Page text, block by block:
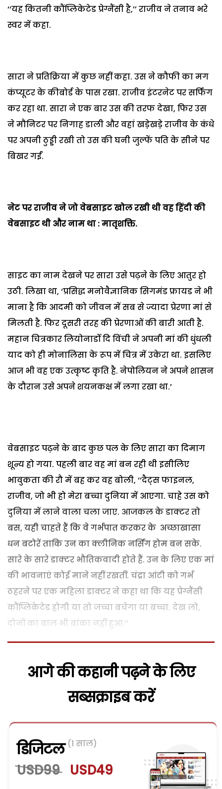
‘‘यह कितनी कौंप्लिकेटेड प्रेग्नैंसी है,’’ राजीव ने तनाव भरे
स्वर में कहा.
सारा ने प्रतिक्रिया में कुछ नहीं कहा. उस ने कौफी का मग
कंप्यूटर के कीबोर्ड के पास रखा. राजीव इंटरनेट पर सर्फिंग
कर रहा था. सारा ने एक बार उस की तरफ देखा, फिर उस
ने मौनिटर पर निगाह डाली और वहां खडे़खडे़ राजीव के कंधे
पर अपनी ठुड्डी रखी तो उस की घनी जुल्फें पति के सीने पर
बिखर गईं.
नेट पर राजीव ने जो वेबसाइट खोल रखी थी वह हिंदी की
वेबसाइट थी और नाम था : मातृशक्ति.
साइट का नाम देखने पर सारा उसे पढ़ने के लिए आतुर हो
उठी. लिखा था, ‘प्रसिद्ध मनोवैज्ञानिक सिगमंड फ्रायड ने भी
माना है कि आदमी को जीवन में सब से ज्यादा प्रेरणा मां से
मिलती है. फिर दूसरी तरह की प्रेरणाओं की बारी आती है.
महान चित्रकार लियोनार्डो दि विंची ने अपनी मां की धुंधली
याद को ही मोनालिसा के रूप में चित्र में उकेरा था. इसलिए
आज भी वह एक उत्कृष्ट कृति है. नेपोलियन ने अपने शासन
के दौरान उसे अपने शयनकक्ष में लगा रखा था.’
वेबसाइट पढ़ने के बाद कुछ पल के लिए सारा का दिमाग
शून्य हो गया. पहली बार वह मां बन रही थी इसीलिए
भावुकता की रौ में बह कर वह बोली, ‘‘दैट्स फाइनल,
राजीव, जो भी हो मेरा बच्चा दुनिया में आएगा. चाहे उस को
दुनिया में लाने वाला चला जाए. आजकल के डाक्टर तो
बस, यही चाहते हैं कि वे गर्भपात करकर के अच्छाखासा
धन बटोरें ताकि उन का क्लीनिक नर्सिंग होम बन सके.
सारे के सारे डाक्टर भौतिकवादी होते हैं. उन के लिए एक मां
की भावनाएं कोई माने नहीं रखतीं. चंद्रा आंटी को गर्भ
ठहरने पर एक महिला डाक्टर ने कहा था कि यह प्रेग्नैंसी
कौंप्लिकेटेड होगी या तो जच्चा बचेगा या बच्चा. देख लो,
दोनों का बाल भी बांका नहीं हुआ.’’
आगे की कहानी पढ़ने के लिए
सब्सक्राइब करें
डिजिटल (1 साल)
USD99 USD49